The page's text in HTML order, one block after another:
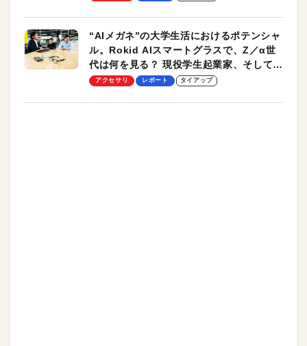
“AIメガネ”の大学生活におけるポテンシャ
ル。Rokid AIスマートグラスで、Z／α世
代は何を見る？ 現役学生起業家、そして教
授による体験会レポート【PR】
アクセサリ レポート タイアップ